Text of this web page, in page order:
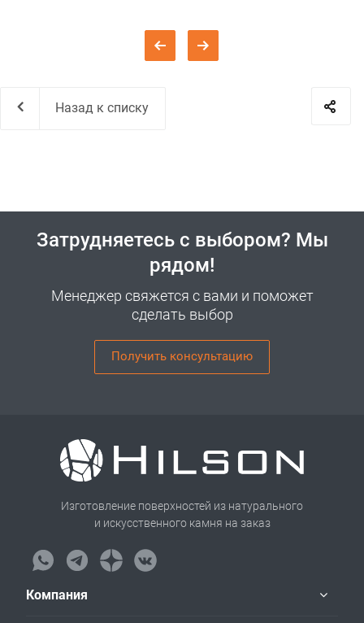
Назад к списку
Затрудняетесь с выбором? Мы
рядом!
Менеджер свяжется с вами и поможет
сделать выбор
Получить консультацию
Изготовление поверхностей из натурального
и искусственного камня на заказ
Компания